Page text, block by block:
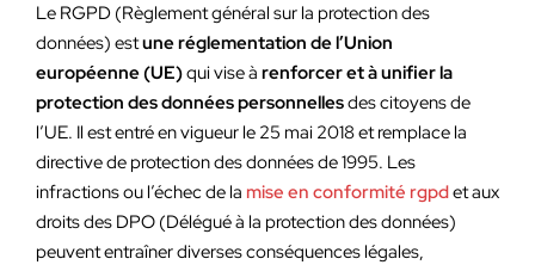
Le RGPD (Règlement général sur la protection des
données) estune réglementation de l’Union
européenne (UE)qui vise à renforcer et à unifier la
protection des données personnellesdes citoyens de
l’UE. Il est entré en vigueur le 25 mai 2018 et remplace la
directive de protection des données de 1995. Les
infractions ou l’échec de la mise en conformité rgpdet aux
droits des DPO (Délégué à la protection des données)
peuvent entraîner diverses conséquences légales,